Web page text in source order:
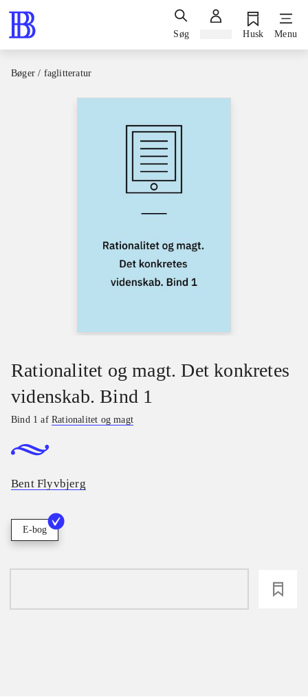
Søg Husk Menu
Bøger / faglitteratur
Rationalitet og magt. Det konkretes
videnskab. Bind 1
Bind 1 afRationalitet og magt
Bent Flyvbjerg
E-bog